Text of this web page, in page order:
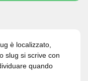
è localizzato,
slug si scrive con
quando